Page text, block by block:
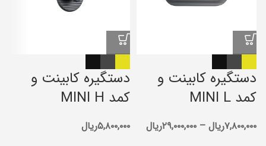
دستگیره کابینت و
کمد MINI L
۷,۸۰۰,۰۰۰ریال – ۲۹,۰۰۰,۰۰۰ریال
دستگیره کابینت و
کمد MINI H
۵,۸۰۰,۰۰۰ریال